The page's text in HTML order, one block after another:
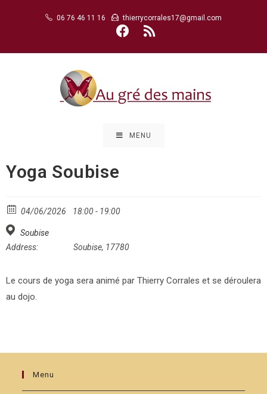
06 76 46 11 16 thierrycorrales17@gmail.com
MENU
Yoga Soubise
04/06/2026 18:00 - 19:00
Soubise
Address:
Soubise, 17780
Le cours de yoga sera animé par Thierry Corrales et se déroulera
au dojo.
Menu